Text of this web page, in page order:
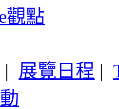
觀點
| 展覽日程 |